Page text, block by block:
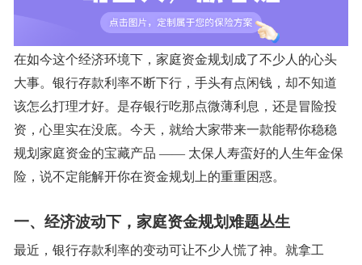
在如今这个经济环境下，家庭资金规划成了不少人的心头
大事。银行存款利率不断下行，手头有点闲钱，却不知道
该怎么打理才好。是存银行吃那点微薄利息，还是冒险投
资，心里实在没底。今天，就给大家带来一款能帮你稳稳
规划家庭资金的宝藏产品 —— 太保人寿蛮好的人生年金保
险，说不定能解开你在资金规划上的重重困惑。
一、经济波动下，家庭资金规划难题丛生
最近，银行存款利率的变动可让不少人慌了神。就拿工